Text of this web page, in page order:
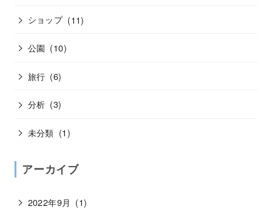
ショップ (11)
公園 (10)
旅行 (6)
分析 (3)
未分類 (1)
アーカイブ
2022年9月 (1)